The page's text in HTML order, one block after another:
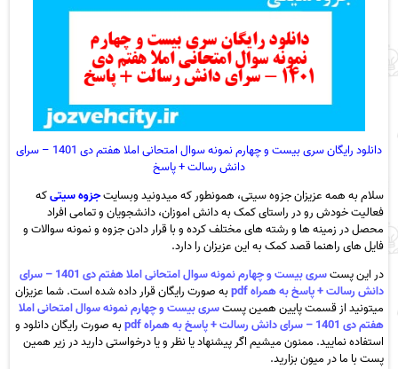
دانلود رایگان سری بیست و چهارم نمونه سوال امتحانی املا هفتم دی 1401 – سرای
دانش رسالت + پاسخ
سلام به همه عزیزان جزوه سیتی، همونطور که میدونید وبسایتجزوه سیتیکه
فعالیت خودش رو در راستای کمک به دانش اموزان، دانشجویان و تمامی افراد
محصل در زمینه ها و رشته های مختلف کرده و با قرار دادن جزوه و نمونه سوالات و
فایل های راهنما قصد کمک به این عزیزان را دارد.
در این پست
سری بیست و چهارم نمونه سوال امتحانی املا هفتم دی 1401 – سرای
دانش رسالت + پاسخ به همراه pdf
به صورت رایگان قرار داده شده است. شما عزیزان
میتونید از قسمت پایین همین پستسری بیست و چهارم نمونه سوال امتحانی املا
هفتم دی 1401 – سرای دانش رسالت + پاسخ به همراه pdf
به صورت رایگان دانلود و
استفاده نمایید. ممنون میشیم اگر پیشنهاد یا نظر و یا درخواستی دارید در زیر همین
پست با ما در میون بزارید.